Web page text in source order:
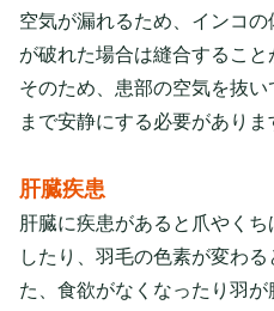
空気が漏れるため、インコ
が破れた場合は縫合すること
そのため、患部の空気を抜
まで安静にする必要がありま
肝臓疾患
肝臓に疾患があると爪やく
したり、羽毛の色素が変わ
た、食欲がなくなったり羽